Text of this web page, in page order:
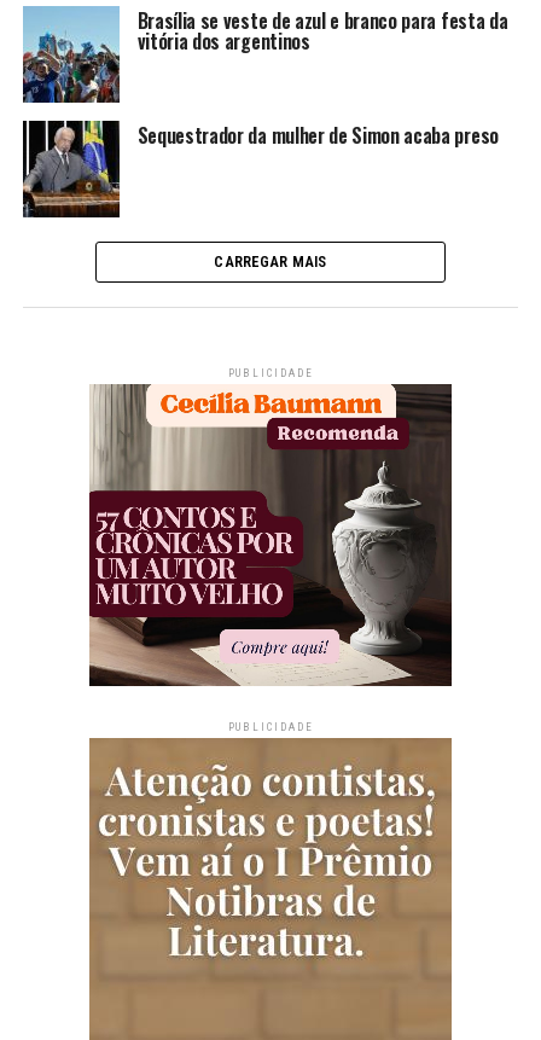
Brasília se veste de azul e branco para festa da
vitória dos argentinos
Sequestrador da mulher de Simon acaba preso
CARREGAR MAIS
PUBLICIDADE
PUBLICIDADE